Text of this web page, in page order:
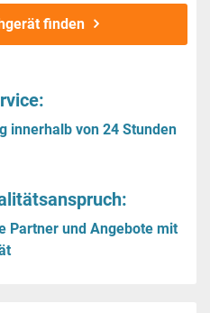
finden
innerhalb von 24 Stunden
Partner und Angebote mit